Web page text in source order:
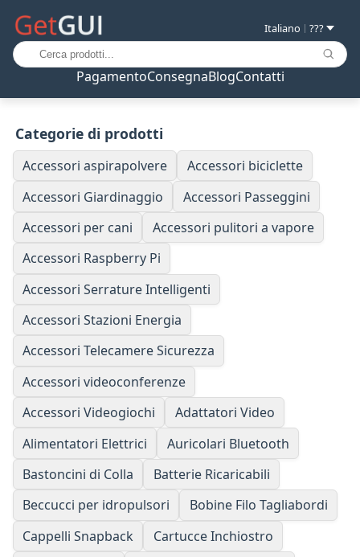
PagamentoConsegnaBlogContatti
Italiano | ???
Categorie di prodotti
Accessori aspirapolvere
Accessori biciclette
Accessori Giardinaggio
Accessori Passeggini
Accessori per cani
Accessori pulitori a vapore
Accessori Raspberry Pi
Accessori Serrature Intelligenti
Accessori Stazioni Energia
Accessori Telecamere Sicurezza
Accessori videoconferenze
Accessori Videogiochi
Adattatori Video
Alimentatori Elettrici
Auricolari Bluetooth
Bastoncini di Colla
Batterie Ricaricabili
Beccucci per idropulsori
Bobine Filo Tagliabordi
Cappelli Snapback
Cartucce Inchiostro